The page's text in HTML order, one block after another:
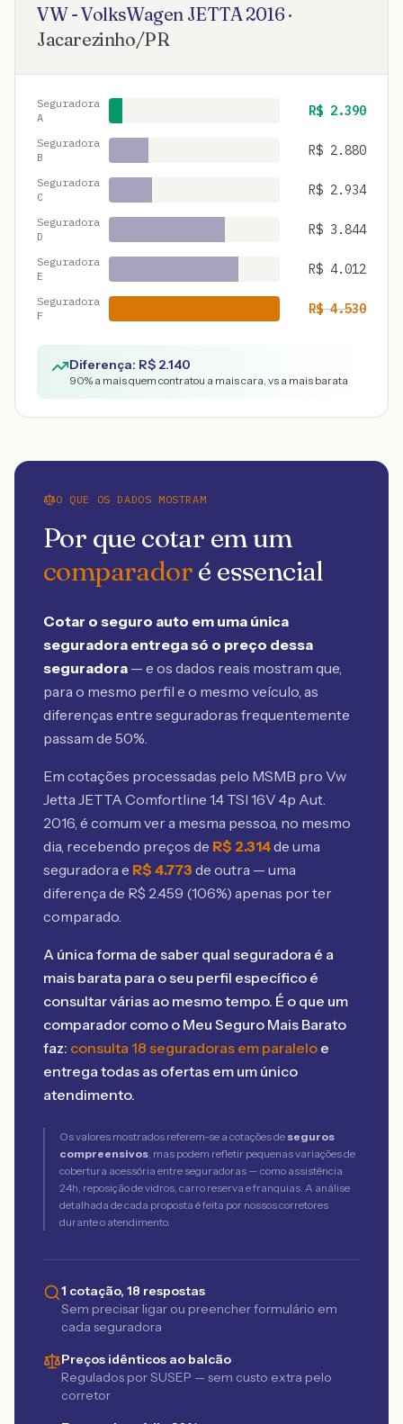
VW - VolksWagen JETTA2016·
Jacarezinho/PR
Seguradora
A
R$ 2.390
Seguradora
B
R$ 2.880
Seguradora
C
R$ 2.934
Seguradora
D
R$ 3.844
Seguradora
E
R$ 4.012
Seguradora
F
R$4.530
Diferença: R$ 2.140
90% a mais quem contratou a mais cara, vs a mais barata
O QUE OS DADOS MOSTRAM
Por que cotar em um
comparadoré essencial
Cotar o seguro auto em uma única
seguradora entrega só o preço dessa
seguradora — e os dados reais mostram que,
para o mesmo perfil e o mesmo veículo, as
diferenças entre seguradoras frequentemente
passam de 50%.
Em cotações processadas pelo MSMB pro Vw
Jetta JETTA Comfortline 1.4 TSI 16V 4p Aut.
2016, é comum ver a mesma pessoa, no mesmo
dia, recebendo preços de R$ 2.314de uma
seguradora e R$ 4.773 de outra — uma
diferença de R$ 2.459 (106%) apenas por ter
comparado.
A única forma de saber qual seguradora é a
mais barata para o seu perfil específico é
consultar várias ao mesmo tempo. É o que um
comparador como o Meu Seguro Mais Barato
faz: consulta 18 seguradoras em paralelo e
entrega todas as ofertas em um único
atendimento.
Os valores mostrados referem-se a cotações de seguros
compreensivos, mas podem refletir pequenas variações de
cobertura acessória entre seguradoras — como assistência
24h, reposição de vidros, carro reserva e franquias. A análise
detalhada de cada proposta é feita por nossos corretores
durante o atendimento.
1 cotação, 18 respostas
Sem precisar ligar ou preencher formulário em
cada seguradora
Preços idênticos ao balcão
Regulados por SUSEP — sem custo extra pelo
corretor